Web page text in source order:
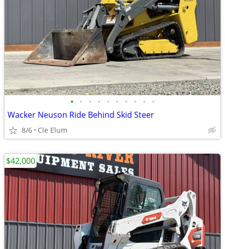
• • • • • • • • • •
Wacker Neuson Ride Behind Skid Steer
8/6 Cle Elum
$42,000